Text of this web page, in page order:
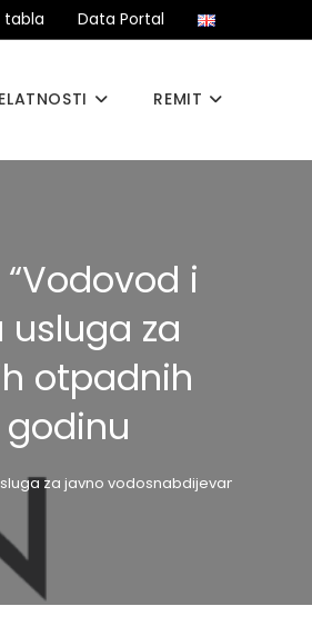
tabla Data Portal
REMIT
i
za
otpadnih
za javno vodosnabdijevanje,